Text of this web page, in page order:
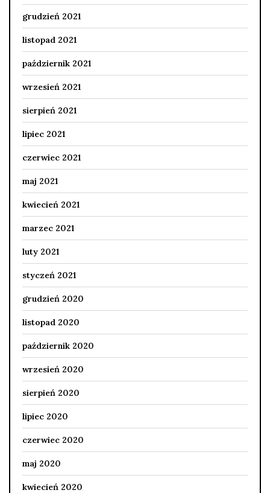
grudzień 2021
listopad 2021
październik 2021
wrzesień 2021
sierpień 2021
lipiec 2021
czerwiec 2021
maj 2021
kwiecień 2021
marzec 2021
luty 2021
styczeń 2021
grudzień 2020
listopad 2020
październik 2020
wrzesień 2020
sierpień 2020
lipiec 2020
czerwiec 2020
maj 2020
kwiecień 2020